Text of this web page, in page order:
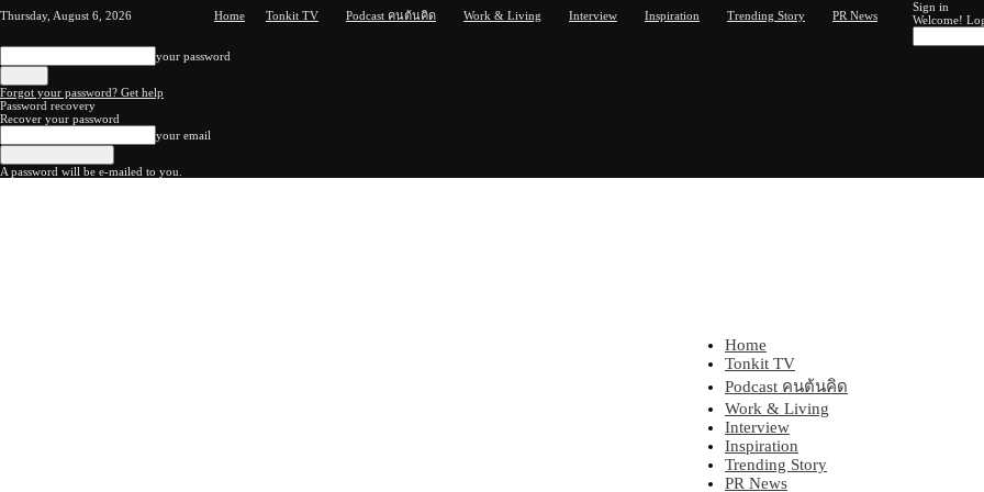
Thursday, August 6, 2026 Home Tonkit TV Podcast คนต้นคิด Work & Living Interview Inspiration Trending Story PR News
Sign in
Welcome!
your password
Forgot your password? Get help
Password recovery
Recover your password
your email
A password will be e-mailed to you.
Tonkit360
Home
Tonkit TV
Podcast คนต้นคิด
Work & Living
Interview
Inspiration
Trending Story
PR News